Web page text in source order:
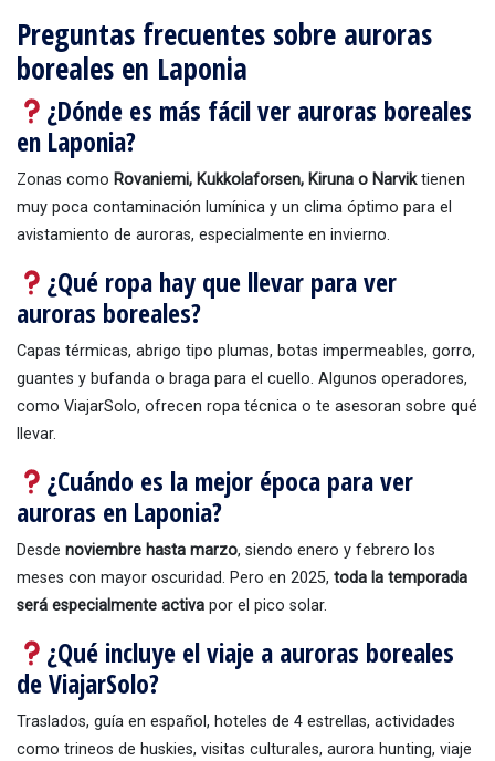
Preguntas frecuentes sobre auroras
boreales en Laponia
¿Dónde es más fácil ver auroras boreales
en Laponia?
Zonas como Rovaniemi, Kukkolaforsen, Kiruna o Narviktienen
muy poca contaminación lumínica y un clima óptimo para el
avistamiento de auroras, especialmente en invierno.
¿Qué ropa hay que llevar para ver
auroras boreales?
Capas térmicas, abrigo tipo plumas, botas impermeables, gorro,
guantes y bufanda o braga para el cuello. Algunos operadores,
como ViajarSolo, ofrecen ropa técnica o te asesoran sobre qué
llevar.
¿Cuándo es la mejor época para ver
auroras en Laponia?
Desde noviembre hasta marzo, siendo enero y febrero los
meses con mayor oscuridad. Pero en 2025, toda la temporada
será especialmente activa por el pico solar.
¿Qué incluye el viaje a auroras boreales
de ViajarSolo?
Traslados, guía en español, hoteles de 4 estrellas, actividades
como trineos de huskies, visitas culturales, aurora hunting, viaje